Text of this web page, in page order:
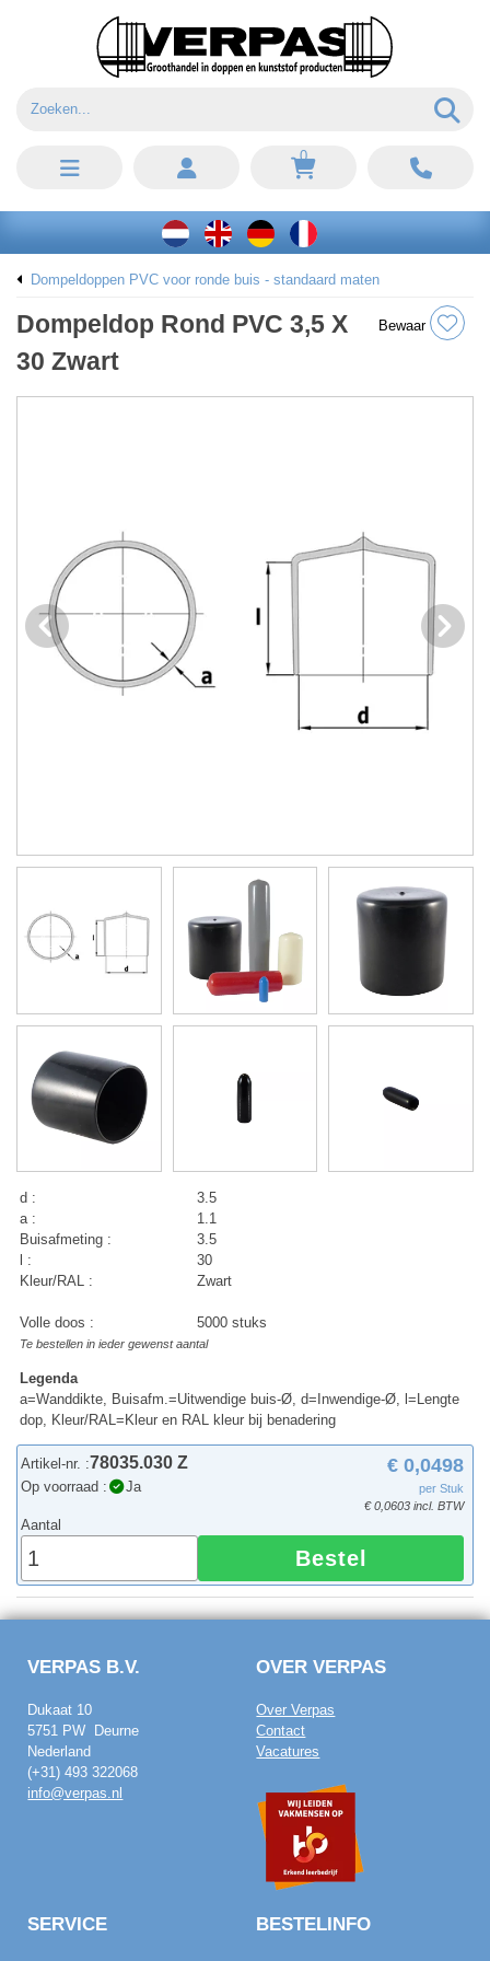
0
Dompeldoppen PVC voor ronde buis - standaard maten
Dompeldop Rond PVC 3,5 X
30 Zwart
Bewaar
d :
3.5
a :
1.1
Buisafmeting :
3.5
l :
30
Kleur/RAL :
Zwart
Volle doos : 5000 stuks
Te bestellen in ieder gewenst aantal
Legenda
a=Wanddikte, Buisafm.=Uitwendige buis-Ø, d=Inwendige-Ø, l=Lengte
dop, Kleur/RAL=Kleur en RAL kleur bij benadering
Artikel-nr. :78035.030 Z
Op voorraad : Ja
€ 0,0498
per Stuk
€ 0,0603 incl. BTW
Aantal
Bestel
VERPAS B.V.
Dukaat 10
5751 PW Deurne
Nederland
(+31) 493 322068
info@verpas.nl
OVER VERPAS
Over Verpas
Contact
Vacatures
SERVICE BESTELINFO